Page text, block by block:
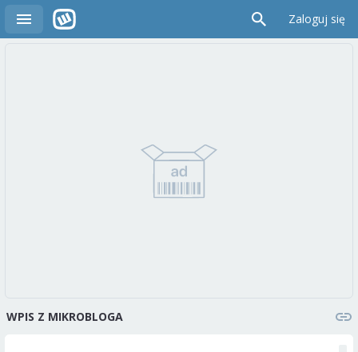
Zaloguj się
WPIS Z MIKROBLOGA